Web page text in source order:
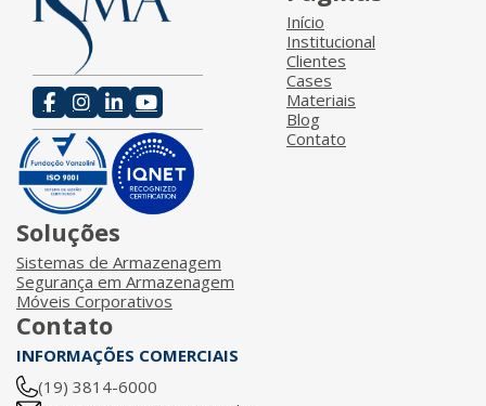
Início
Institucional
Clientes
Cases
Materiais
Blog
Contato
Soluções
Sistemas de Armazenagem
Segurança em Armazenagem
Móveis Corporativos
Contato
INFORMAÇÕES COMERCIAIS
(19) 3814-6000